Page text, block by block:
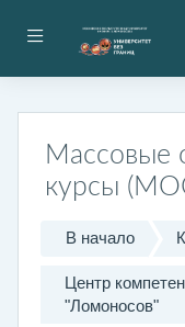
Боковая панель
Массовые
курсы
В начало
Центр
"Ломоносов"